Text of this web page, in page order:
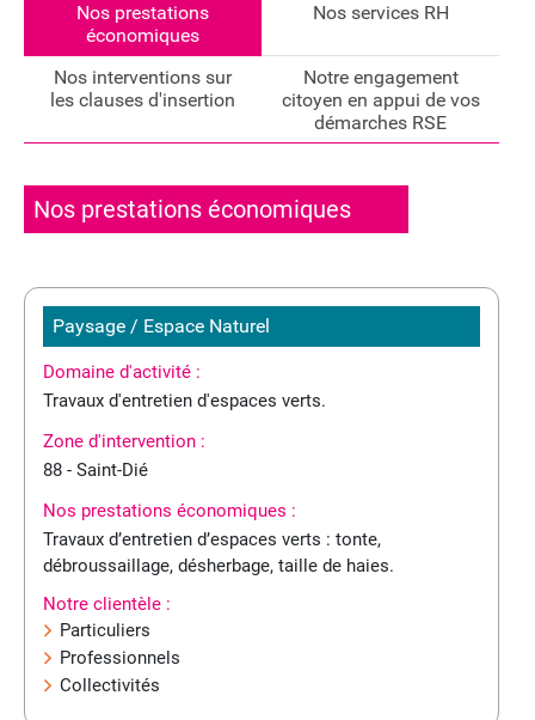
Nos prestations
économiques
Nos services RH
Nos interventions sur
les clauses d'insertion
Notre engagement
citoyen en appui de vos
démarches RSE
Nos prestations économiques
Paysage / Espace Naturel
Domaine d'activité :
Travaux d'entretien d'espaces verts.
Zone d'intervention :
88 - Saint-Dié
Nos prestations économiques :
Travaux d’entretien d’espaces verts : tonte,
débroussaillage, désherbage, taille de haies.
Notre clientèle :
Particuliers
Professionnels
Collectivités